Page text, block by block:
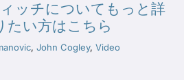
ッチについてもっと詳
たい方はこちら
, John Cogley, Video